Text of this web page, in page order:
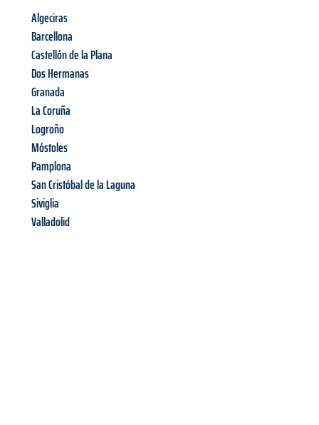
Algeciras
Barcellona
Castellón de la Plana
Dos Hermanas
Granada
La Coruña
Logroño
Móstoles
Pamplona
San Cristóbal de la Laguna
Siviglia
Valladolid